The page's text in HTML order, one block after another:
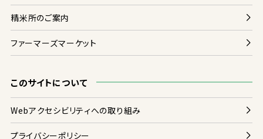
精米所のご案内
ファーマーズマーケット
このサイトについて
Webアクセシビリティへの取り組み
プライバシーポリシー